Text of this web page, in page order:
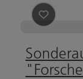
Beitrag